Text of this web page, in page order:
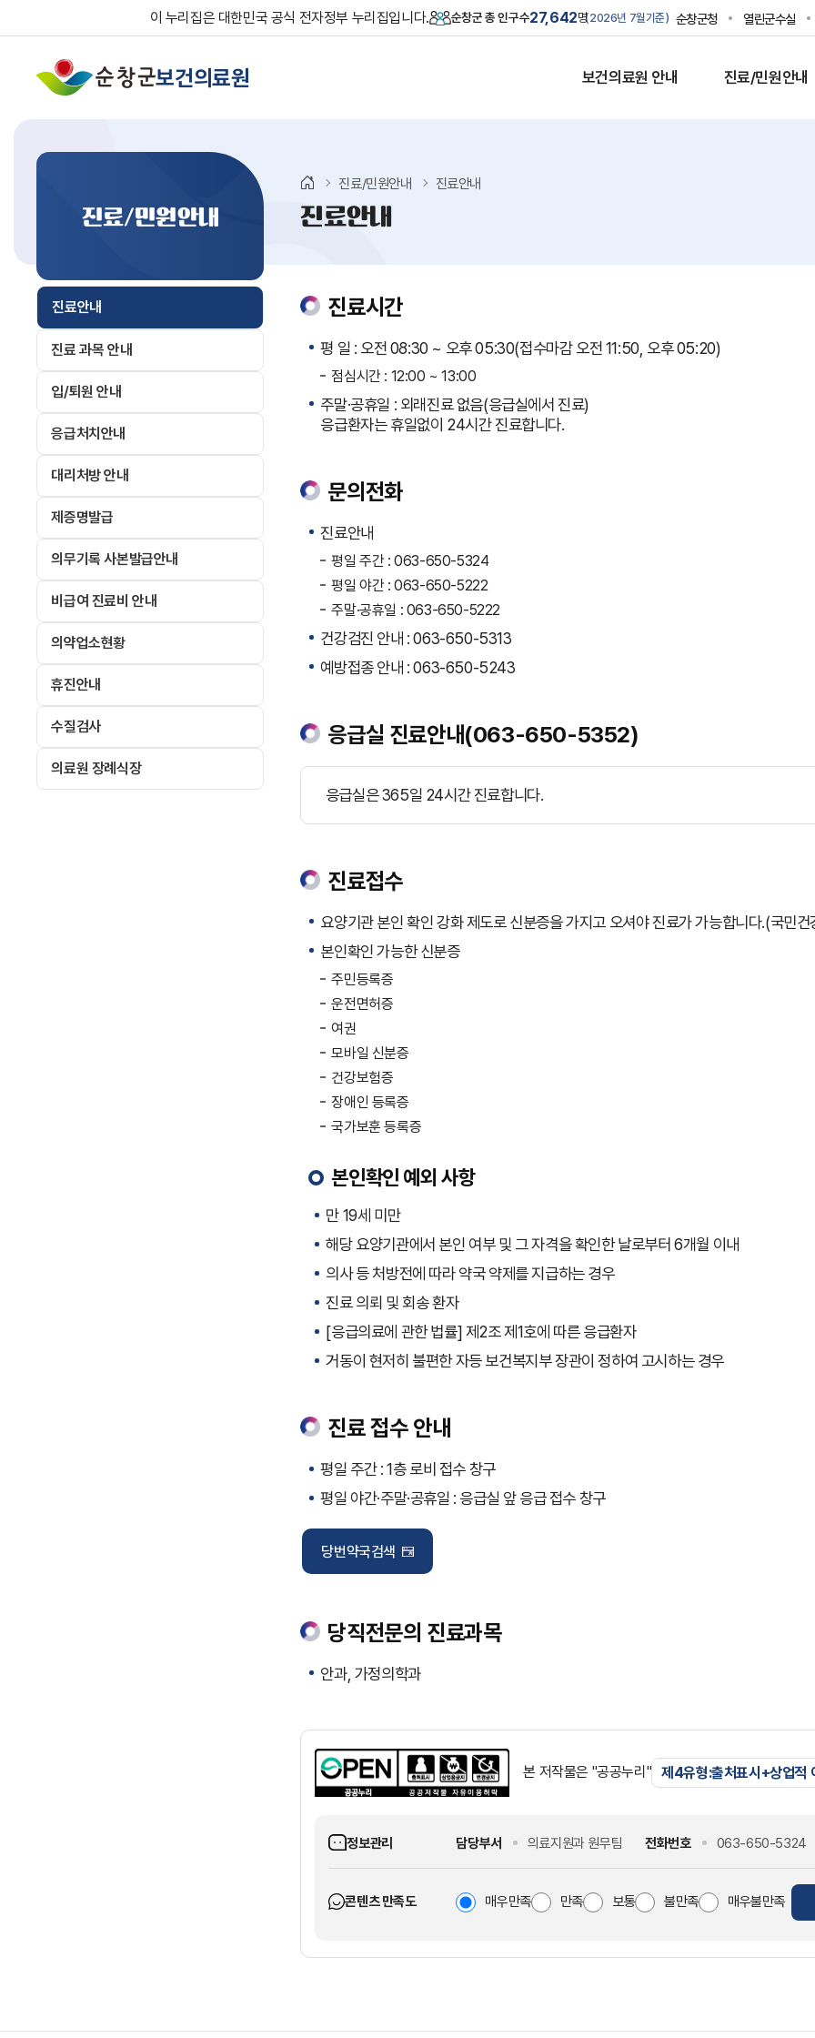
이 누리집은 대한민국 공식 전자정부 누리집입니다. 순창군 총 인구수27,642명2026년 7월기준 순창군청 열린군수실
보건의료원 보건의료원 안내 진료/민원안내
진료/민원안내
진료안내
진료 과목 안내
입/퇴원 안내
응급처치안내
대리처방 안내
제증명발급
의무기록 사본발급안내
비급여 진료비 안내
의약업소현황
휴진안내
수질검사
의료원 장례식장
진료/민원안내 진료안내
진료안내
진료시간
평 일 : 오전 08:30 ~ 오후 05:30(접수마감 오전 11:50, 오후 05:20)
점심시간 : 12:00 ~ 13:00
주말·공휴일 : 외래진료 없음(응급실에서 진료)
응급환자는 휴일없이 24시간 진료합니다.
문의전화
진료안내
평일 주간 : 063-650-5324
평일 야간 : 063-650-5222
주말·공휴일 : 063-650-5222
건강검진 안내 : 063-650-5313
예방접종 안내 : 063-650-5243
응급실 진료안내(063-650-5352)
응급실은 365일 24시간 진료합니다.
진료접수
요양기관 본인 확인 강화 제도로 신분증을 가지고 오셔야 진료가 가능합니다.(국민
본인확인 가능한 신분증
주민등록증
운전면허증
여권
모바일 신분증
건강보험증
장애인 등록증
국가보훈 등록증
본인확인 예외 사항
만 19세 미만
해당 요양기관에서 본인 여부 및 그 자격을 확인한 날로부터 6개월 이내
의사 등 처방전에 따라 약국 약제를 지급하는 경우
진료 의뢰 및 회송 환자
[응급의료에 관한 법률] 제2조 제1호에 따른 응급환자
거동이 현저히 불편한 자등 보건복지부 장관이 정하여 고시하는 경우
진료 접수 안내
평일 주간 : 1층 로비 접수 창구
평일 야간·주말·공휴일 : 응급실 앞 응급 접수 창구
당번약국검색
당직전문의 진료과목
안과, 가정의학과
본 저작물은 "공공누리" 제4유형:출처표시+상업적
정보관리 담당부서 의료지원과 원무팀 전화번호 063-650-5324
콘텐츠 만족도 매우만족 만족 보통 불만족 매우불만족